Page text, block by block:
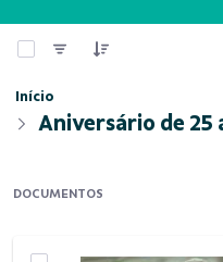
0 de 88 Itens selecionados
Início
Aniversário de 25
DOCUMENTOS